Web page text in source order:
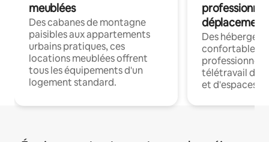
meublées
Des cabanes de montagne
paisibles aux appartements
urbains pratiques, ces
locations meublées offrent
tous les équipements d'un
logement standard.
déplacement
Des
confortables
professionnels
télétravail
et d'espaces